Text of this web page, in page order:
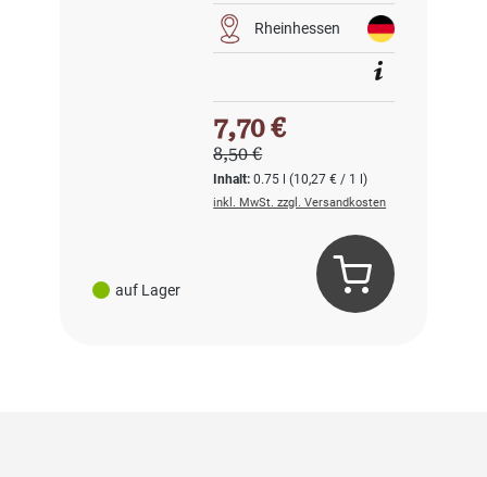
auf Lager
Rheinhessen
Inhalt:0.75 l(10,27 € / 1 l)
Verkaufspreis:
7,70 €
Regulärer Preis:
8,50 €
inkl. MwSt. zzgl. Versandkosten